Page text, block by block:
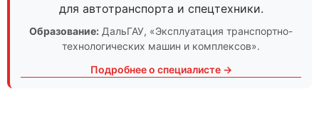
для автотранспорта и спецтехники.
Образование: ДальГАУ, «Эксплуатация транспортно-
технологических машин и комплексов».
Подробнее о специалисте →